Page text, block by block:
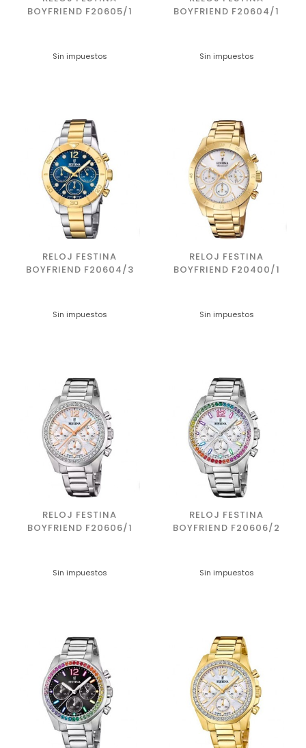
BOYFRIEND F20605/1
Sin impuestos
BOYFRIEND F20604/1
Sin impuestos
RELOJ FESTINA
BOYFRIEND F20604/3
Sin impuestos
RELOJ FESTINA
BOYFRIEND F20400/1
Sin impuestos
RELOJ FESTINA
BOYFRIEND F20606/1
Sin impuestos
RELOJ FESTINA
BOYFRIEND F20606/2
Sin impuestos